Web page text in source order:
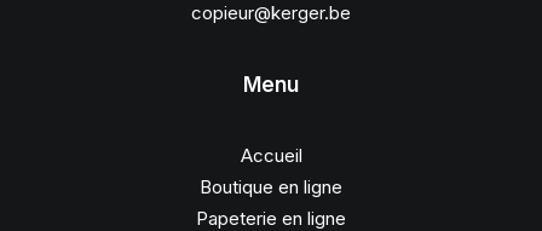
copieur@kerger.be
Menu
Accueil
Boutique en ligne
Papeterie en ligne